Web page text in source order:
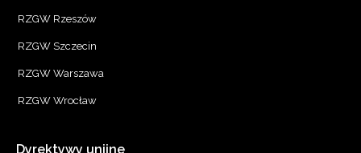
RZGW Rzeszów
RZGW Szczecin
RZGW Warszawa
RZGW Wrocław
Dyrektywy unijne